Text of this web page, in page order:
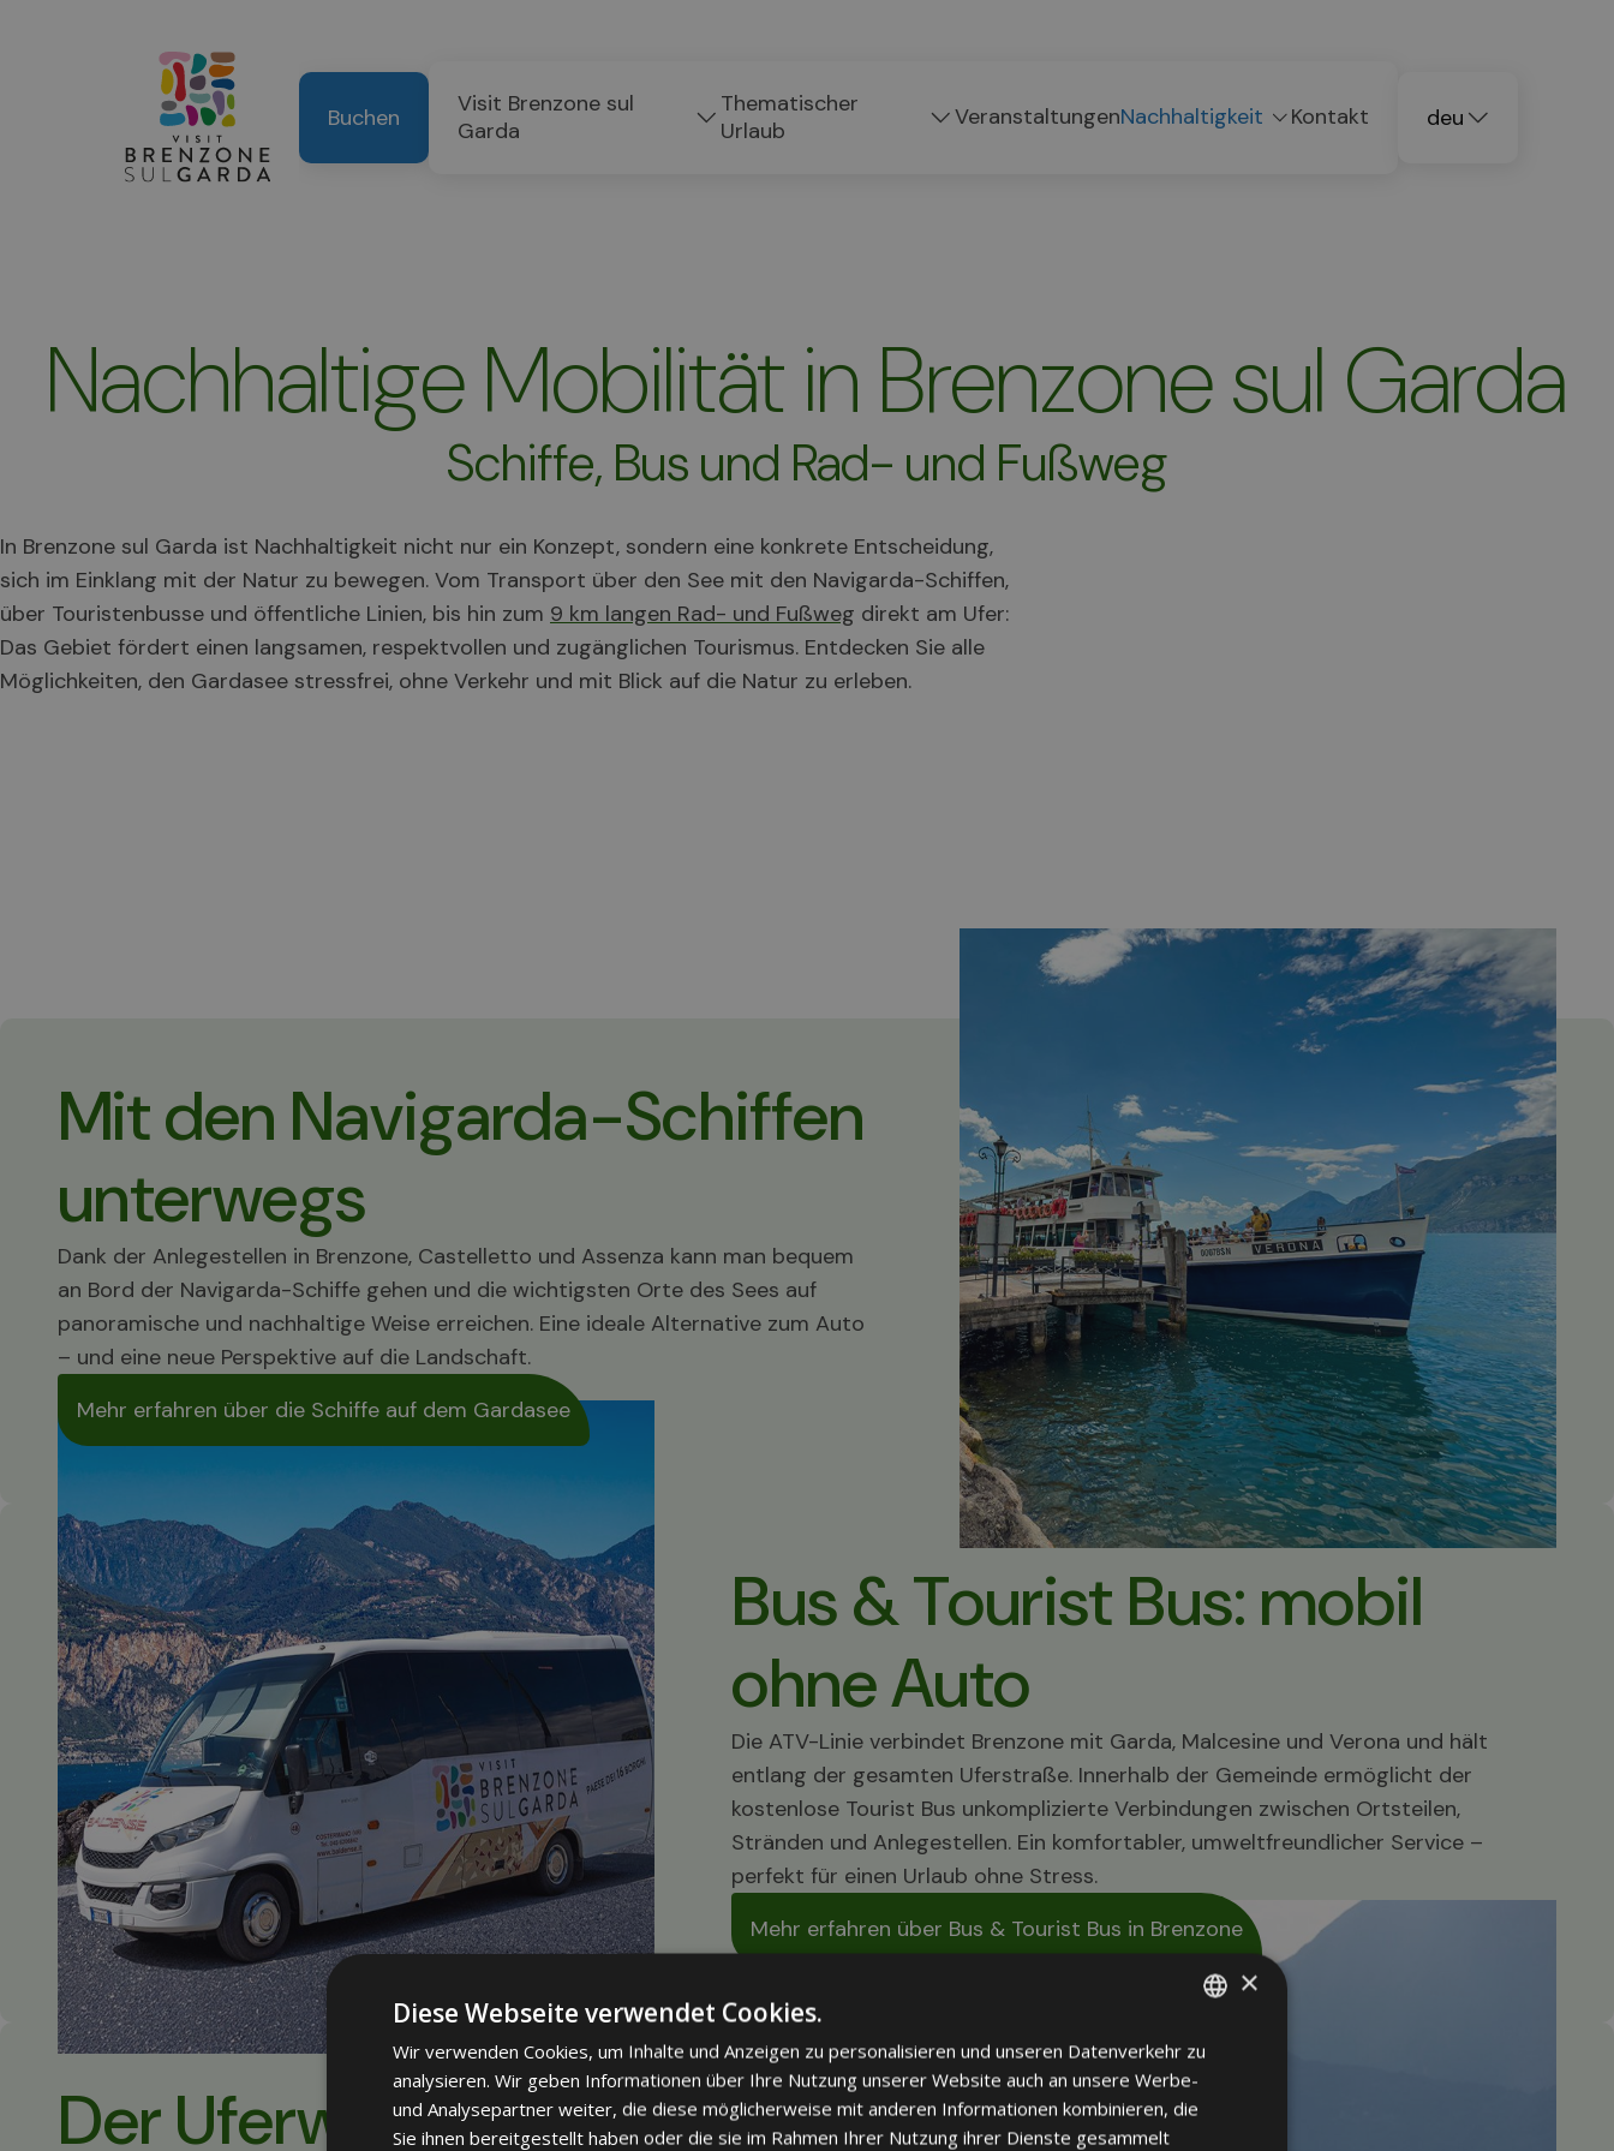
Buchen
Visit Brenzone sul
Garda
Thematischer
Urlaub
VeranstaltungenNachhaltigkeit Kontakt deu
Nachhaltige Mobilität in Brenzone sul Garda
Schiffe, Bus und Rad- und Fußweg
In Brenzone sul Garda ist Nachhaltigkeit nicht nur ein Konzept, sondern eine konkrete Entscheidung,
sich im Einklang mit der Natur zu bewegen. Vom Transport über den See mit den Navigarda-Schiffen,
über Touristenbusse und öffentliche Linien, bis hin zum 9 km langen Rad- und Fußweg direkt am Ufer:
Das Gebiet fördert einen langsamen, respektvollen und zugänglichen Tourismus. Entdecken Sie alle
Möglichkeiten, den Gardasee stressfrei, ohne Verkehr und mit Blick auf die Natur zu erleben.
Mit den Navigarda-Schiffen
unterwegs
Dank der Anlegestellen in Brenzone, Castelletto und Assenza kann man bequem
an Bord der Navigarda-Schiffe gehen und die wichtigsten Orte des Sees auf
panoramische und nachhaltige Weise erreichen. Eine ideale Alternative zum Auto
– und eine neue Perspektive auf die Landschaft.
Mehr erfahren über die Schiffe auf dem Gardasee
Bus & Tourist Bus: mobil
ohne Auto
Die ATV-Linie verbindet Brenzone mit Garda, Malcesine und Verona und hält
entlang der gesamten Uferstraße. Innerhalb der Gemeinde ermöglicht der
kostenlose Tourist Bus unkomplizierte Verbindungen zwischen Ortsteilen,
Stränden und Anlegestellen. Ein komfortabler, umweltfreundlicher Service –
perfekt für einen Urlaub ohne Stress.
Mehr erfahren über Bus & Tourist Bus in Brenzone
Der Uferweg: 9 km mit Blick
ITALIAN
GERMAN
×
Diese Webseite verwendet Cookies.
Wir verwenden Cookies, um Inhalte und Anzeigen zu personalisieren und unseren Datenverkehr zu
analysieren. Wir geben Informationen über Ihre Nutzung unserer Website auch an unsere Werbe-
und Analysepartner weiter, die diese möglicherweise mit anderen Informationen kombinieren, die
Sie ihnen bereitgestellt haben oder die sie im Rahmen Ihrer Nutzung ihrer Dienste gesammelt